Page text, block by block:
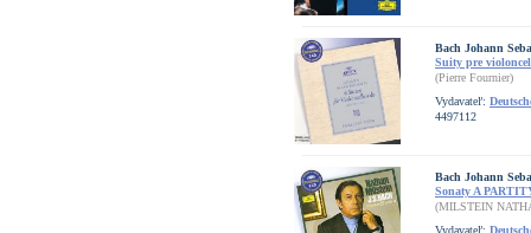
Bach Johann
Suity pre
(Pierre Fournier)
Vydavateľ:
4497112
Bach Johann
Sonaty A
(MILSTEIN
Vydavateľ: